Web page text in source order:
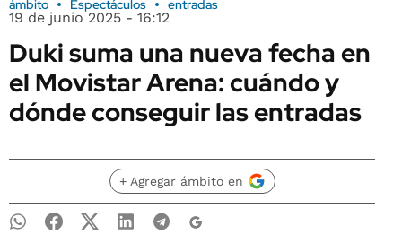
ámbito Espectáculos entradas
19 de junio 2025 - 16:12
Duki suma una nueva fecha en
el Movistar Arena: cuándo y
dónde conseguir las entradas
+ Agregar ámbito en